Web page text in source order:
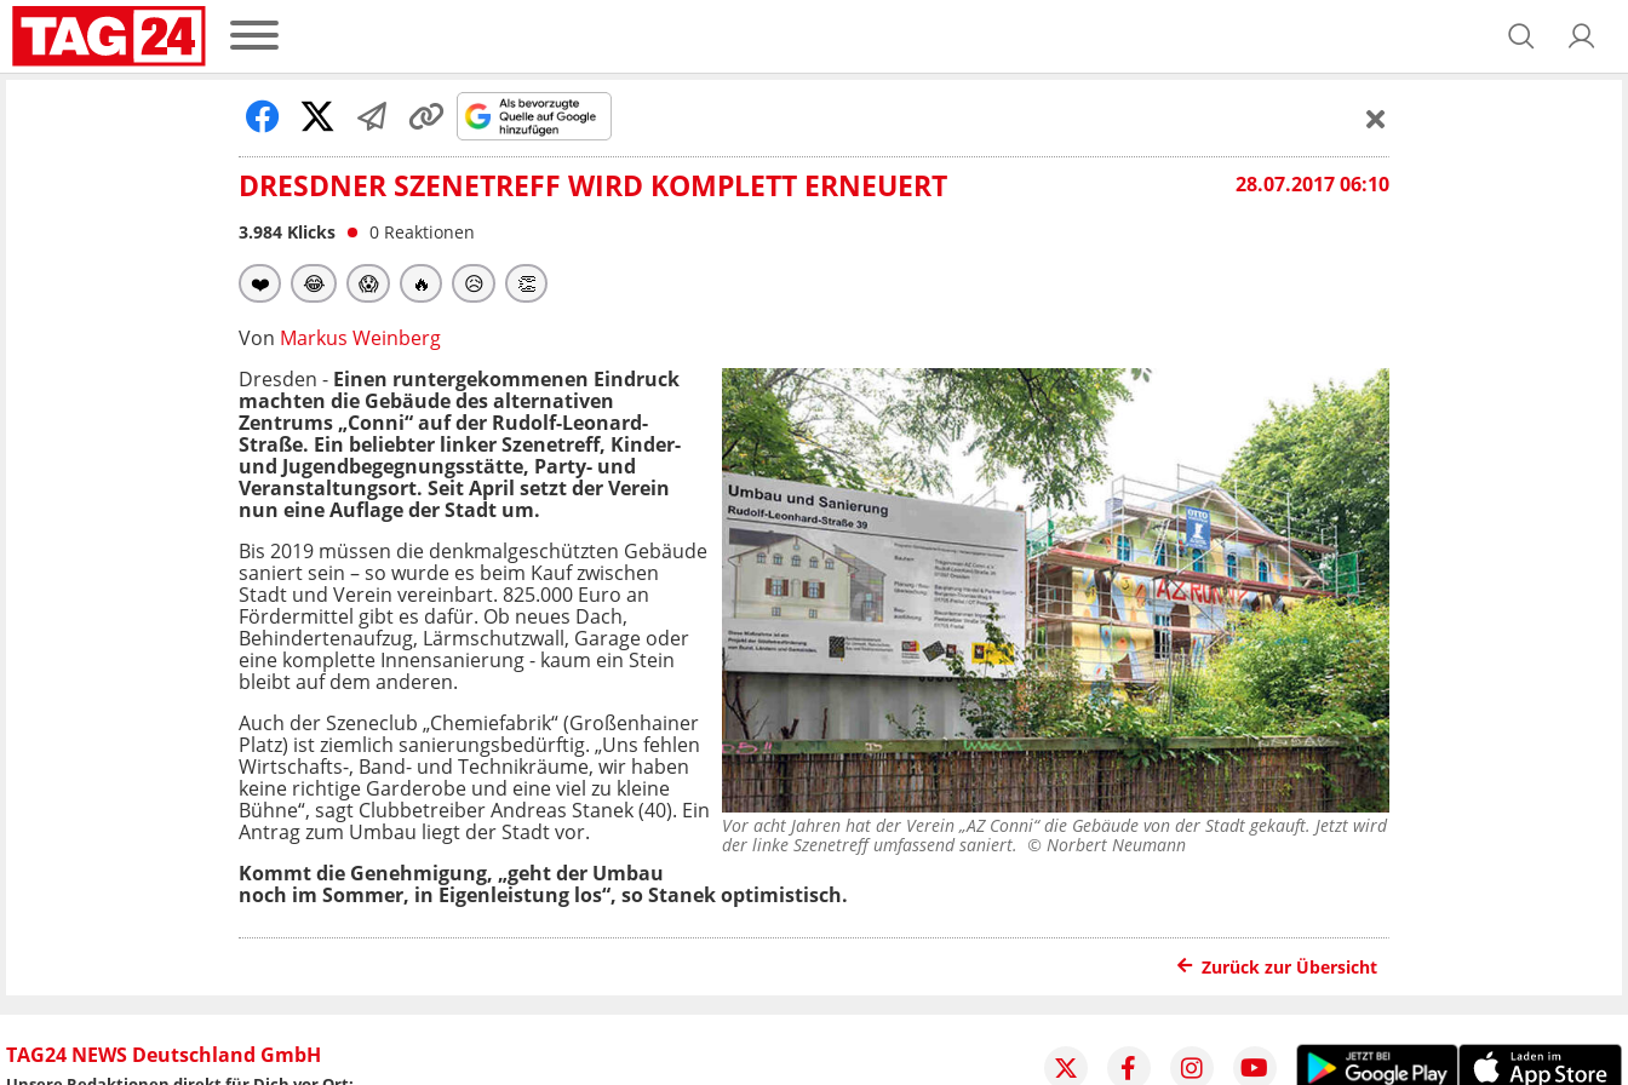
28.07.2017 06:10
DRESDNER SZENETREFF WIRD KOMPLETT ERNEUERT
3.984 Klicks 0 Reaktionen
❤️ 😂 😱 🔥 😥 👏
Von Markus Weinberg
Vor acht Jahren hat der Verein „AZ Conni“ die Gebäude von der Stadt gekauft. Jetzt wird
der linke Szenetreff umfassend saniert. © Norbert Neumann
Dresden - Einen runtergekommenen Eindruck
machten die Gebäude des alternativen
Zentrums „Conni“ auf der Rudolf-Leonard-
Straße. Ein beliebter linker Szenetreff, Kinder-
und Jugendbegegnungsstätte, Party- und
Veranstaltungsort. Seit April setzt der Verein
nun eine Auflage der Stadt um.
Bis 2019 müssen die denkmalgeschützten Gebäude
saniert sein – so wurde es beim Kauf zwischen
Stadt und Verein vereinbart. 825.000 Euro an
Fördermittel gibt es dafür. Ob neues Dach,
Behindertenaufzug, Lärmschutzwall, Garage oder
eine komplette Innensanierung - kaum ein Stein
bleibt auf dem anderen.
Auch der Szeneclub „Chemiefabrik“ (Großenhainer
Platz) ist ziemlich sanierungsbedürftig. „Uns fehlen
Wirtschafts-, Band- und Technikräume, wir haben
keine richtige Garderobe und eine viel zu kleine
Bühne“, sagt Clubbetreiber Andreas Stanek (40). Ein
Antrag zum Umbau liegt der Stadt vor.
Kommt die Genehmigung, „geht der Umbau
noch im Sommer, in Eigenleistung los“, so Stanek optimistisch.
Zurück zur Übersicht
TAG24 NEWS Deutschland GmbH